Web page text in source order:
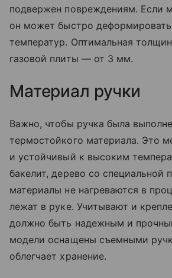
подвержен повреждениям. Если
он может быстро
температур. Оптимальная
газовой плиты — от 3 мм.
Материал ручки
Важно, чтобы ручка была
термостойкого материала. Это
и устойчивый к высоким
бакелит, дерево со специальной
материалы не нагреваются в
лежат в руке. Учитывают и
должно быть надежным и
модели оснащены съемными
облегчает хранение.